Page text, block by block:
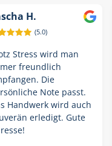
H.
(5.0)
Stress wird man
freundlich
Die
Note passt.
Handwerk wird auch
erledigt. Gute